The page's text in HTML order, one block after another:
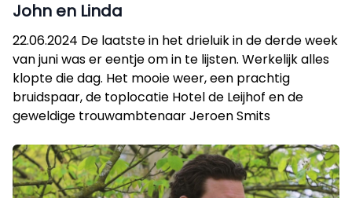
John en Linda
22.06.2024 De laatste in het drieluik in de derde week
van juni was er eentje om in te lijsten. Werkelijk alles
klopte die dag. Het mooie weer, een prachtig
bruidspaar, de toplocatie Hotel de Leijhof en de
geweldige trouwambtenaar Jeroen Smits